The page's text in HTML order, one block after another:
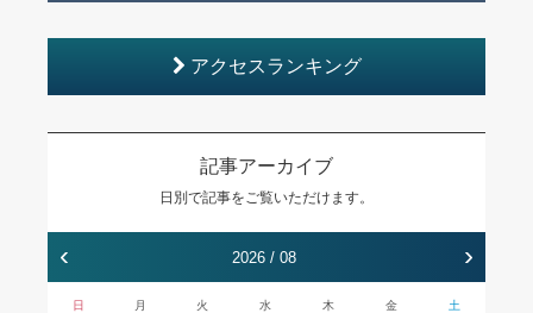
アクセスランキング
記事アーカイブ
日別で記事をご覧いただけます。
‹ 2026 / 08 ›
日 月 火 水 木 金 土